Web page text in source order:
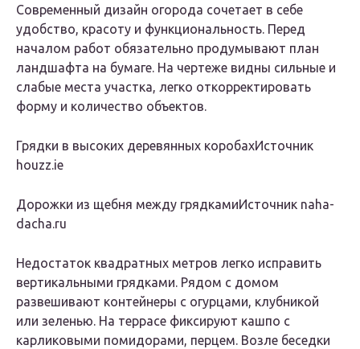
Современный дизайн огорода сочетает в себе
удобство, красоту и функциональность. Перед
началом работ обязательно продумывают план
ландшафта на бумаге. На чертеже видны сильные и
слабые места участка, легко откорректировать
форму и количество объектов.
Грядки в высоких деревянных коробахИсточник
houzz.ie
Дорожки из щебня между грядкамиИсточник naha-
dacha.ru
Недостаток квадратных метров легко исправить
вертикальными грядками. Рядом с домом
развешивают контейнеры с огурцами, клубникой
или зеленью. На террасе фиксируют кашпо с
карликовыми помидорами, перцем. Возле беседки